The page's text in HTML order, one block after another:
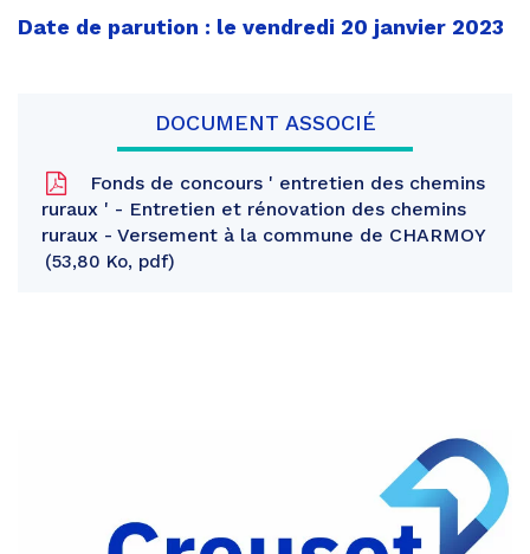
Date de parution : le vendredi 20 janvier 2023
DOCUMENT ASSOCIÉ
Fonds de concours ' entretien des chemins
ruraux ' - Entretien et rénovation des chemins
ruraux - Versement à la commune de CHARMOY
53,80 Ko, pdf
Facebook
Partager